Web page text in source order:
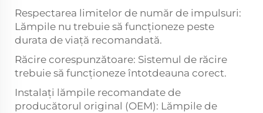
Respectarea limitelor de număr de impulsuri:
Lămpile nu trebuie să funcționeze peste
durata de viață recomandată.
Răcire corespunzătoare: Sistemul de răcire
trebuie să funcționeze întotdeauna corect.
Instalați lămpile recomandate de
producătorul original (OEM): Lămpile de